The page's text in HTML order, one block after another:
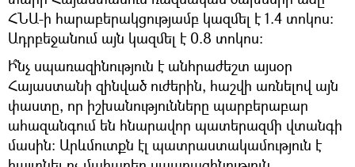
ՀՆԱ-ի հարաբերակցությամբ կազմել է 1.4 տոկոս։
Ադրբեջանում այն կազմել է 0.8 տոկոս։
Ի՞նչ սպառազինություն է անհրաժեշտ այսօր
Հայաստանի զինված ուժերին, հաշվի առնելով այն
փաստը, որ իշխանությունները պարբերաբար
ահազանգում են հնարավոր պատերազմի վտանգի
մասին։ Արևմուտքն էլ պատրաստակամություն է